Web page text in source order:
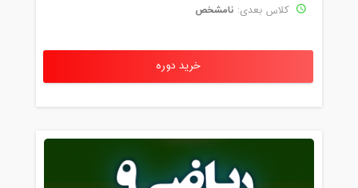
کلاس بعدی: نامشخص
خرید دوره